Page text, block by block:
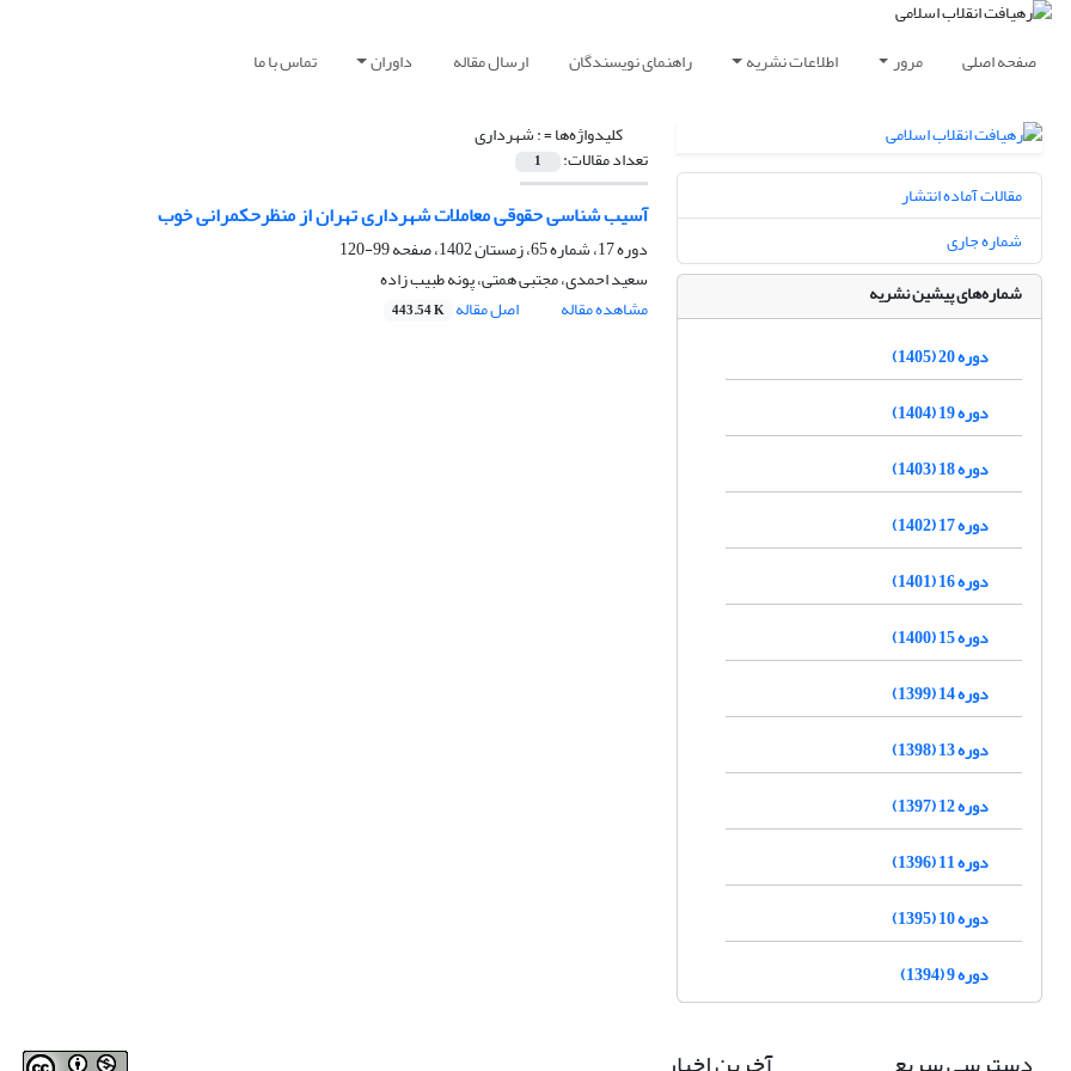
صفحه اصلی مرور اطلاعات نشریه راهنمای نویسندگان ارسال مقاله داوران تماس با ما
کلیدواژه‌ها =: شهرداری
تعداد مقالات: 1
آسیب شناسی حقوقی معاملات شهرداری تهران از منظرحکمرانی خوب
دوره 17، شماره 65، زمستان 1402، صفحه
99-120
سعید احمدی، مجتبی همتی، پونه طبیب زاده
مشاهده مقاله
اصل مقاله 443.54 K
مقالات آماده انتشار
شماره جاری
شماره‌های پیشین نشریه
دوره 20 (1405)
دوره 19 (1404)
دوره 18 (1403)
دوره 17 (1402)
دوره 16 (1401)
دوره 15 (1400)
دوره 14 (1399)
دوره 13 (1398)
دوره 12 (1397)
دوره 11 (1396)
دوره 10 (1395)
دوره 9 (1394)